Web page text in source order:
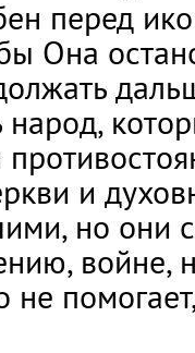
перед
Она
народ,
и
но они
войне,
не